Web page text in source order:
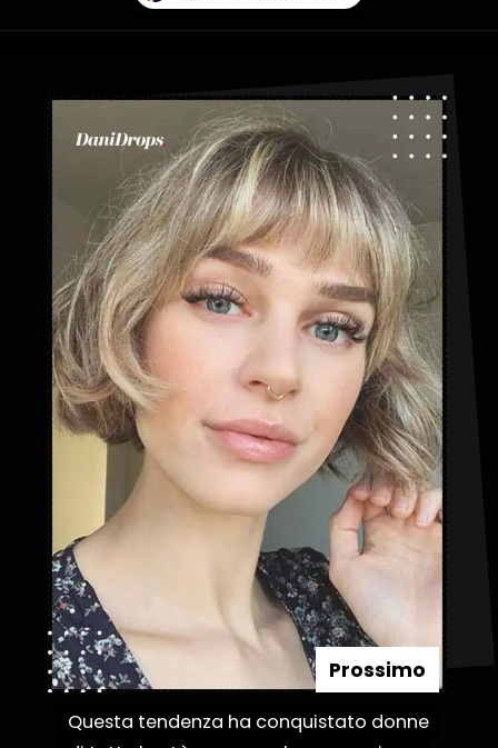
Questa tendenza ha conquistato donne
Questa tendenza ha conquistato donne
Prossimo